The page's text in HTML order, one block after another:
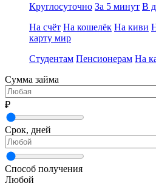
Круглосуточно За 5 минут В
На счёт На кошелёк На киви
карту мир
Студентам Пенсионерам На
Сумма займа
₽
Срок, дней
Способ получения
Любой